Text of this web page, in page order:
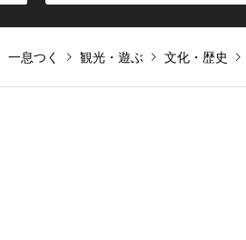
一息つく 観光・遊ぶ 文化・歴史